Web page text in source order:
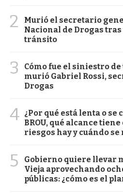
2
Murió el secretario
Nacional de Drogas
tránsito
3
Cómo fue el siniestro
murió Gabriel Rossi,
Drogas
4 ¿Por qué está lenta o se
BROU, qué alcance
riesgos hay y cuándo se
5
Gobierno quiere llevar
Vieja aprovechando
públicas: ¿cómo es el